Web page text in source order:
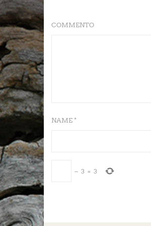
COMMENTO
NAME *
− 3 = 3